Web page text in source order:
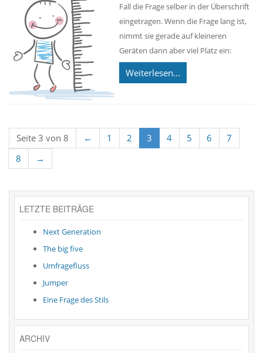
Fall die Frage selber in der Überschrift
eingetragen. Wenn die Frage lang ist,
nimmt sie gerade auf kleineren
Geräten dann aber viel Platz ein:
Weiterlesen...
Seite 3 von 8 ← 1 2 3 4 5 6
7
8
→
LETZTE BEITRÄGE
Next Generation
The big five
Umfragefluss
Jumper
Eine Frage des Stils
ARCHIV